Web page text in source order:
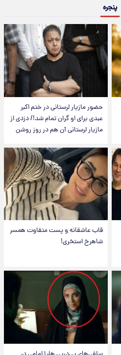
پنجره
حضور مازیار لرستانی در ختم اکبر
عبدی برای او گران تمام شد!/ دزدی از
مازیار لرستانی آن هم در روز روشن
قاب عاشقانه و پست متفاوت همسر
شاهرخ استخری!